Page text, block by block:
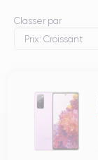
Classer par